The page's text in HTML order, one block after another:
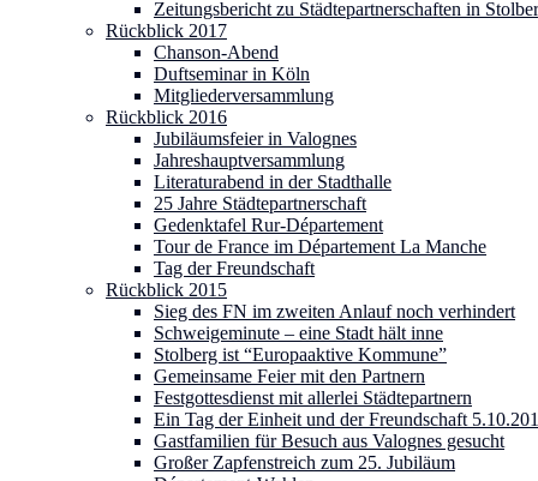
Zeitungsbericht zu Städtepartnerschaften in
Rückblick 2017
Chanson-Abend
Duftseminar in Köln
Mitgliederversammlung
Rückblick 2016
Jubiläumsfeier in Valognes
Jahreshauptversammlung
Literaturabend in der Stadthalle
25 Jahre Städtepartnerschaft
Gedenktafel Rur-Département
Tour de France im Département La Manche
Tag der Freundschaft
Rückblick 2015
Sieg des FN im zweiten Anlauf noch verhindert
Schweigeminute – eine Stadt hält inne
Stolberg ist “Europaaktive Kommune”
Gemeinsame Feier mit den Partnern
Festgottesdienst mit allerlei Städtepartnern
Ein Tag der Einheit und der Freundschaft
Gastfamilien für Besuch aus Valognes gesucht
Großer Zapfenstreich zum 25. Jubiläum